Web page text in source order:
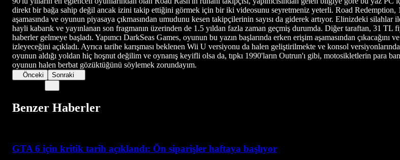
direkt bir bağa sahip değil ancak izini takip ettiğini görmek için bir iki videosunu seyretmeniz yeterli. Road Redemption,
aşamasında ve oyunun piyasaya çıkmasından umudunu kesen takipçilerinin sayısı da giderek artıyor. Elinizdeki
hayli kabarık ve yayınlanan son fragmanın üzerinden de 1.5 yıldan fazla zaman geçmiş durumda. Diğer taraftan, 31
haberler gelmeye başladı. Yapımcı DarkSeas Games, oyunun bu yazın başlarında erken erişim aşamasından
izleyeceğini açıkladı. Ayrıca tarihe karışması beklenen Wii U versiyonu da halen geliştirilmekte ve konsol
oyunun aldığı yoldan hiç hoşnut değilim ve oynanış keyifli olsa da, tıpkı 1990'ların Outrun'ı gibi, motosikletlerin para
oyunun halen berbat gözüktüğünü söylemek zorundayım.
Önceki Sonraki
Benzer Haberler
GTA 6 için kritik tarih açıklandı: Ön siparişler haftaya başlıyor